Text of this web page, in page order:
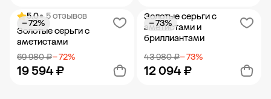
Добавить в корзину Добавить в корзину
5.0• 5 отзывов
Золотые серьги с
аметистами
69 980 ₽− 72%
19 594 ₽
− 72%
Золотые серьги с
аметистами и
бриллиантами
43 980 ₽− 73%
12 094 ₽
− 73%